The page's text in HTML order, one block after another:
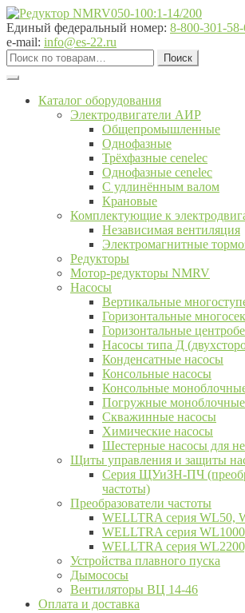
Перейти
к
навигации
Перейти
к
содержимому
Единый федеральный номер: 8-800-301-
e-mail: info@es-22.ru
Искать:
Поиск
Каталог оборудования
Электродвигатели АИР
Общепромышленные
Однофазные
Трёхфазные cenelec
Однофазные cenelec
С удлинённым валом
Крановые
Комплектующие к
Независимая вентиляция
Электромагнитные
Редукторы
Мотор-редукторы NMRV
Насосы
Вертикальные
Горизонтальные
Горизонтальные
Насосы типа Д
Конденсатные насосы
Консольные насосы
Консольные
Погружные
Скважинные насосы
Химические насосы
Шестерные насосы для
Щиты управления и защиты
Серия ЩУиЗН-ПЧ
частоты)
Преобразователи частоты
WELLTRA cерия WL50,
WELLTRA cерия WL1000
WELLTRA серия
Устройства плавного пуска
Дымососы
Вентиляторы ВЦ 14-46
Оплата и доставка